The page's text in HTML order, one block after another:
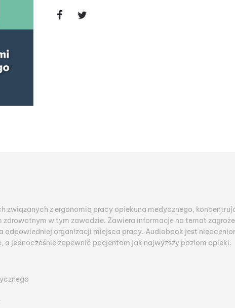
z ergonomią pracy opiekuna medycznego,
w tym zawodzie. Zawiera informacje na temat
organizacji miejsca pracy. Audiobook jest
jednocześnie zapewnić pacjentom jak najwyższy poziom opieki.